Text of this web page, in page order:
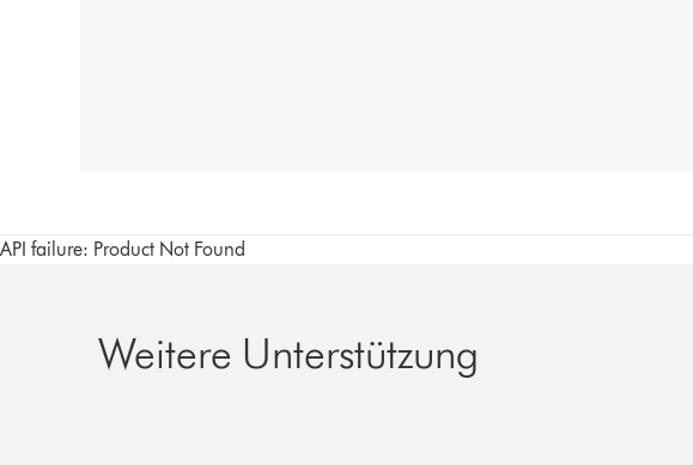
API failure: Product Not Found
Weitere Unterstützung